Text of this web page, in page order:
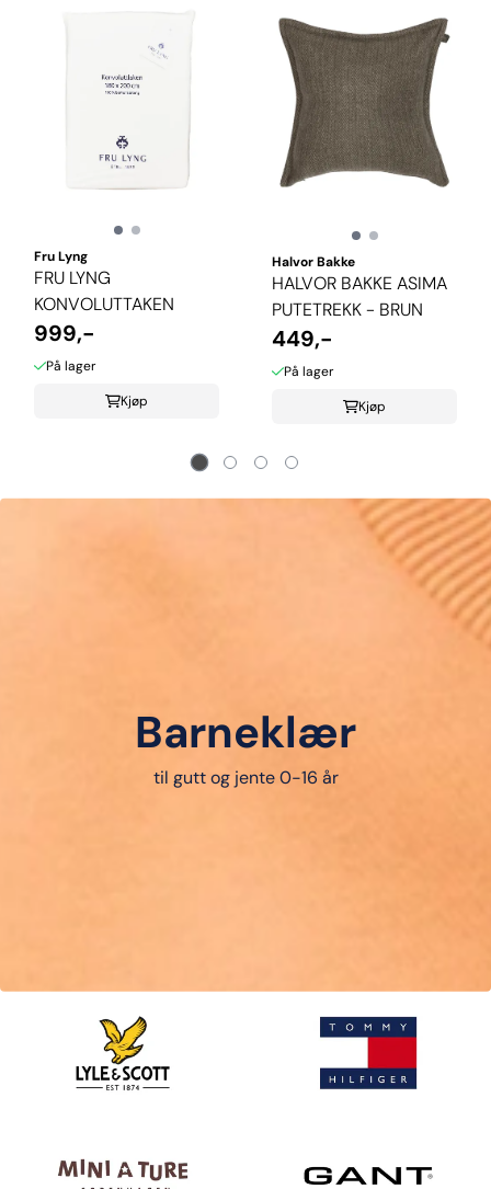
Fru Lyng
FRU LYNG
KONVOLUTTAKEN
999,-
På lager
Kjøp
Halvor Bakke
HALVOR BAKKE ASIMA
PUTETREKK - BRUN
449,-
På lager
Kjøp
Barneklær
til gutt og jente 0-16 år